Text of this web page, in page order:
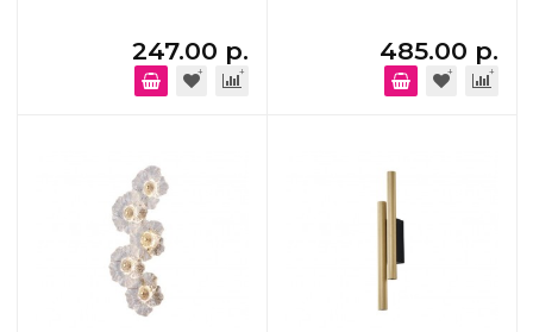
247.00 р. 485.00 р.